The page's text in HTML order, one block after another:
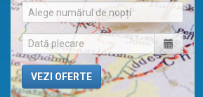
Alege numărul de nopți